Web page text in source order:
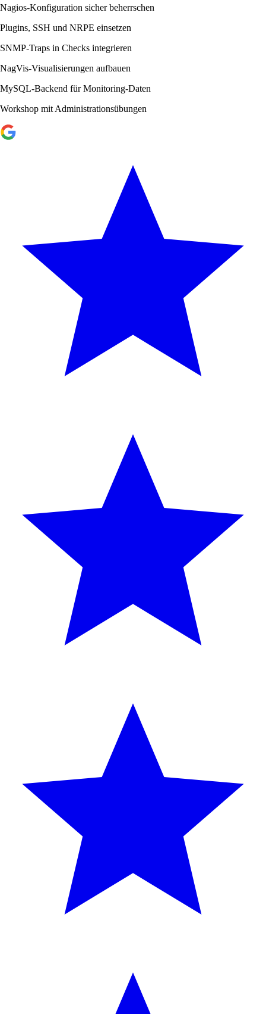
Nagios-Konfiguration sicher beherrschen
Plugins, SSH und NRPE einsetzen
SNMP-Traps in Checks integrieren
NagVis-Visualisierungen aufbauen
MySQL-Backend für Monitoring-Daten
Workshop mit Administrationsübungen